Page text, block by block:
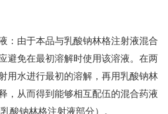
：由于本品与乳酸钠林格注射液混合
避免在最初溶解时使用该溶液。在两
用水进行最初的溶解，再用乳酸钠林
，从而得到能够相互配伍的混合药液
酸钠林格注射液部分）。